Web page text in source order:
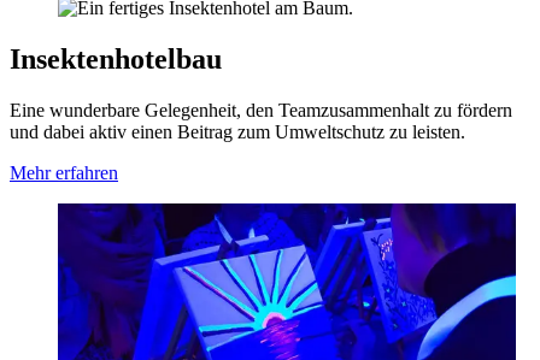
Insektenhotelbau
Eine wunderbare Gelegenheit, den Teamzusammenhalt zu fördern
und dabei aktiv einen Beitrag zum Umweltschutz zu leisten.
Mehr erfahren